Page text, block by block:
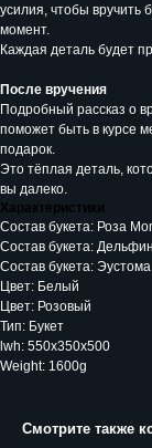
усилия, чтобы вручить
момент.
Каждая деталь будет
После вручения
Подробный рассказ о
поможет быть в курсе
подарок.
Это тёплая деталь,
вы далеко.
Характеристики
Состав букета: Роза
Состав букета:
Состав букета: Эустома
Цвет: Белый
Цвет: Розовый
Тип: Букет
lwh: 550x350x500
Weight: 1600g
Смотрите также
ИП Данилова Яна
ИНН: 381020838352
МЕНЮ